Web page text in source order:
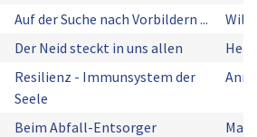
Auf der Suche nach Vorbildern ... Willi
Der Neid steckt in uns allen
Resilienz - Immunsystem der
Seele
Beim Abfall-Entsorger